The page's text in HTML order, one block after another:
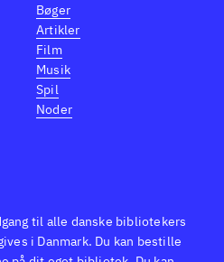
til alle danske bibliotekers
i Danmark. Du kan bestille
Bøger
Artikler
Film
Musik
Spil
Noder